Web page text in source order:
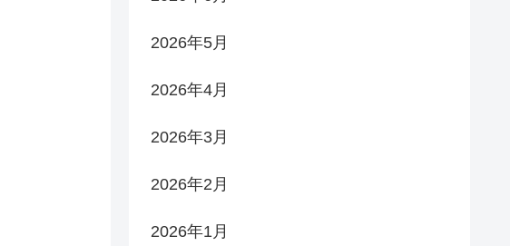
2026年5月
2026年4月
2026年3月
2026年2月
2026年1月